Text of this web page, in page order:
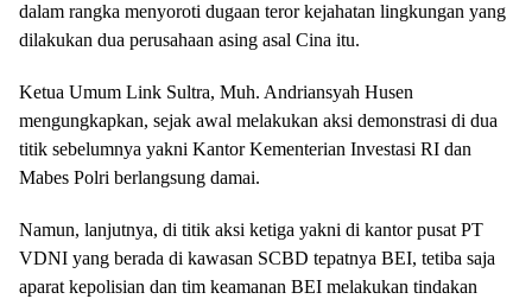
dalam rangka menyoroti dugaan teror kejahatan lingkungan yang
dilakukan dua perusahaan asing asal Cina itu.
Ketua Umum Link Sultra, Muh. Andriansyah Husen
mengungkapkan, sejak awal melakukan aksi demonstrasi di dua
titik sebelumnya yakni Kantor Kementerian Investasi RI dan
Mabes Polri berlangsung damai.
Namun, lanjutnya, di titik aksi ketiga yakni di kantor pusat PT
VDNI yang berada di kawasan SCBD tepatnya BEI, tetiba saja
aparat kepolisian dan tim keamanan BEI melakukan tindakan